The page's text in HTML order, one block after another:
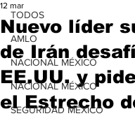
TODOS
AMLO
NACIONAL MÉXICO
NACIONAL MÉXICO
SEGURIDAD MÉXICO
Nuevo líder
de Irán
EE.UU. y
el Estrecho
12 mar